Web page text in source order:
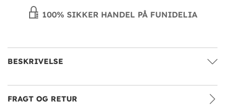
100% SIKKER HANDEL PÅ FUNIDELIA
BESKRIVELSE
FRAGT OG RETUR